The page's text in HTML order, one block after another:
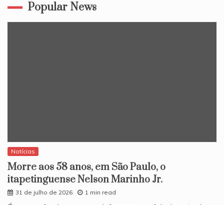
Popular News
Notícias
Morre aos 58 anos, em São Paulo, o
itapetinguense Nelson Marinho Jr.
31 de julho de 2026 1 min read